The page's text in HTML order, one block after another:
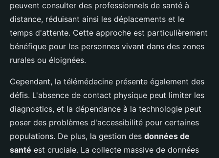
peuvent consulter des professionnels de santé à
distance, réduisant ainsi les déplacements et le
temps d'attente. Cette approche est particulièrement
bénéfique pour les personnes vivant dans des zones
rurales ou éloignées.
Cependant, la télémédecine présente également des
défis. L'absence de contact physique peut limiter les
diagnostics, et la dépendance à la technologie peut
poser des problèmes d'accessibilité pour certaines
populations. De plus, la gestion des données de
santé est cruciale. La collecte massive de données